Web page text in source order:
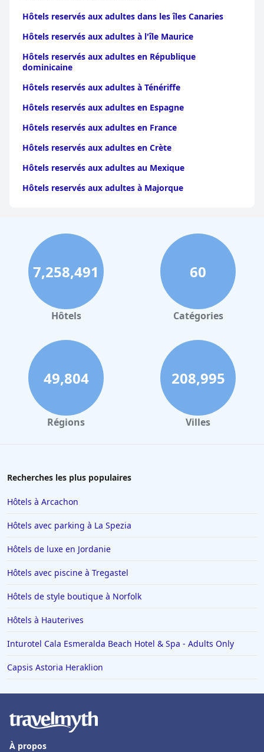
Hôtels reservés aux adultes dans les îles Canaries
Hôtels reservés aux adultes à l'île Maurice
Hôtels reservés aux adultes en République
dominicaine
Hôtels reservés aux adultes à Ténériffe
Hôtels reservés aux adultes en Espagne
Hôtels reservés aux adultes en France
Hôtels reservés aux adultes en Crète
Hôtels reservés aux adultes au Mexique
Hôtels reservés aux adultes à Majorque
7,258,491
Hôtels
60
Catégories
49,804
Régions
208,995
Villes
Recherches les plus populaires
Hôtels à Arcachon
Hôtels avec parking à La Spezia
Hôtels de luxe en Jordanie
Hôtels avec piscine à Tregastel
Hôtels de style boutique à Norfolk
Hôtels à Hauterives
Inturotel Cala Esmeralda Beach Hotel & Spa - Adults Only
Capsis Astoria Heraklion
À propos